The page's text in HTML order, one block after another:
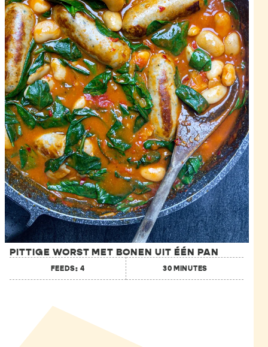
PITTIGE WORST MET BONEN UIT ÉÉN PAN
FEEDS: 4 30 MINUTES